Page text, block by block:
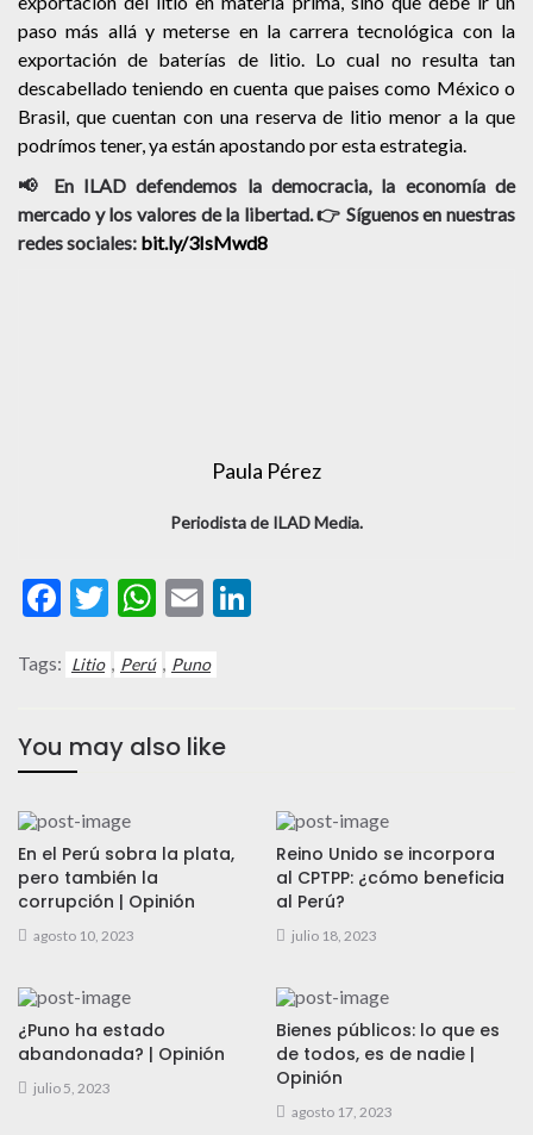
paso más allá y meterse en la carrera tecnológica con la
exportación de baterías de litio. Lo cual no resulta tan
descabellado teniendo en cuenta que paises como México o
Brasil, que cuentan con una reserva de litio menor a la que
podrímos tener, ya están apostando por esta estrategia.
📢 En ILAD defendemos la democracia, la economía de
mercado y los valores de la libertad. 👉 Síguenos en nuestras
redes sociales: bit.ly/3IsMwd8
Paula Pérez
Periodista de ILAD Media.
Facebook
Twitter
WhatsApp
Email
Tags: Litio , Perú , Puno
You may also like
En el Perú sobra la plata,
pero también la
corrupción | Opinión
agosto 10, 2023
Reino Unido se incorpora
al CPTPP: ¿cómo beneficia
al Perú?
julio 18, 2023
¿Puno ha estado
abandonada? | Opinión
julio 5, 2023
Bienes públicos: lo que es
de todos, es de nadie |
Opinión
agosto 17, 2023